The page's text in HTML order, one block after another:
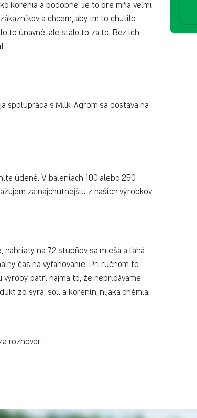
korenia a podobne. Je to pre mňa veľmi
a chcem, aby im to chutilo.
to únavné, ale stálo to za to. Bez ich
spolupráca s Milk-Agrom sa dostáva na
údené. V baleniach 100 alebo 250
za najchutnejšiu z našich výrobkov.
na 72 stupňov sa mieša a ťahá.
čas na vyťahovanie. Pri ručnom to
patrí najmä to, že nepridávame
zo syra, soli a korenín, nijaká chémia.
rozhovor.